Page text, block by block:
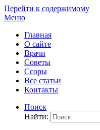
Перейти к содержимому
Меню
Главная
О сайте
Врачи
Советы
Ссоры
Все статьи
Контакты
Поиск
Найти: